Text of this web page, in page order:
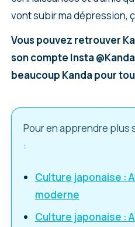
vont subir ma dépression,
Vous pouvez retrouver
son compte Insta
beaucoup Kanda pour
Pour en apprendre plus
:
Culture japonaise :
moderne
Culture japonaise :